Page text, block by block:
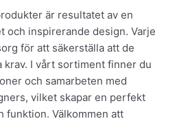
är resultatet av en
och inspirerande design. Varje
för att säkerställa att de
krav. I vårt sortiment finner du
och samarbeten med
vilket skapar en perfekt
funktion. Välkommen att